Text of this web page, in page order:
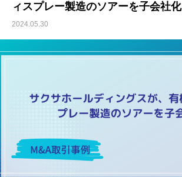
ィスプレー製造のソアーを子会社化
2024.05.30